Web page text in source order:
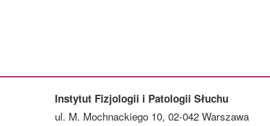
Instytut Fizjologii i Patologii Słuchu
ul. M. Mochnackiego 10, 02-042 Warszawa